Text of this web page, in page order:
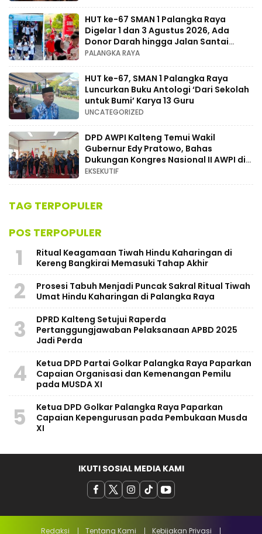
HUT ke-67 SMAN 1 Palangka Raya
Digelar 1 dan 3 Agustus 2026, Ada
Donor Darah hingga Jalan Santai
Berhadiah Doorprize
PALANGKA RAYA
HUT ke-67, SMAN 1 Palangka Raya
Luncurkan Buku Antologi ‘Dari Sekolah
untuk Bumi’ Karya 13 Guru
UNCATEGORIZED
DPD AWPI Kalteng Temui Wakil
Gubernur Edy Pratowo, Bahas
Dukungan Kongres Nasional II AWPI di
Kalimantan Tengah
EKSEKUTIF
TAG TERPOPULER
POS TERPOPULER
1
Ritual Keagamaan Tiwah Hindu Kaharingan di
Kereng Bangkirai Memasuki Tahap Akhir
2
Prosesi Tabuh Menjadi Puncak Sakral Ritual Tiwah
Umat Hindu Kaharingan di Palangka Raya
3
​DPRD Kalteng Setujui Raperda
Pertanggungjawaban Pelaksanaan APBD 2025
Jadi Perda
4
Ketua DPD Partai Golkar Palangka Raya Paparkan
Capaian Organisasi dan Kemenangan Pemilu
pada MUSDA XI
5
Ketua DPD Golkar Palangka Raya Paparkan
Capaian Kepengurusan pada Pembukaan Musda
XI
IKUTI SOSIAL MEDIA KAMI
Redaksi Tentang Kami Kebijakan Privasi